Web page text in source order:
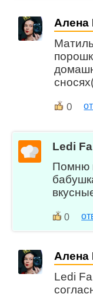
Алена
0
Ledi Fa
Помню
0
Алена
Ledi